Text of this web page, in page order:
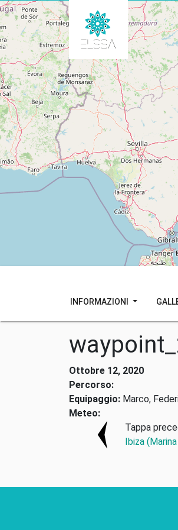
INFORMAZIONI
Ottobre 12, 2020
Percorso:
Equipaggio: Marco,
Meteo:
Tappa
Ibiza